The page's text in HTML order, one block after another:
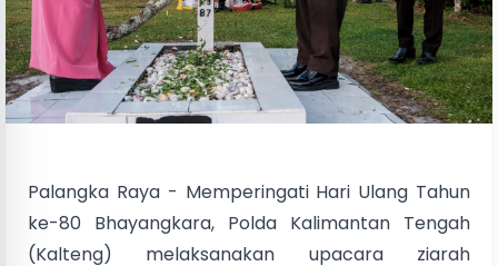
Palangka Raya - Memperingati Hari Ulang Tahun
ke-80 Bhayangkara, Polda Kalimantan Tengah
(Kalteng) melaksanakan upacara ziarah